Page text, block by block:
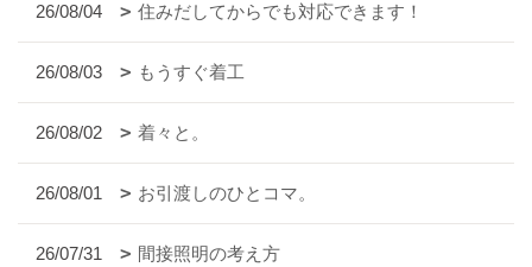
26/08/04 住みだしてからでも対応できます！
26/08/03 もうすぐ着工
26/08/02 着々と。
26/08/01 お引渡しのひとコマ。
26/07/31 間接照明の考え方